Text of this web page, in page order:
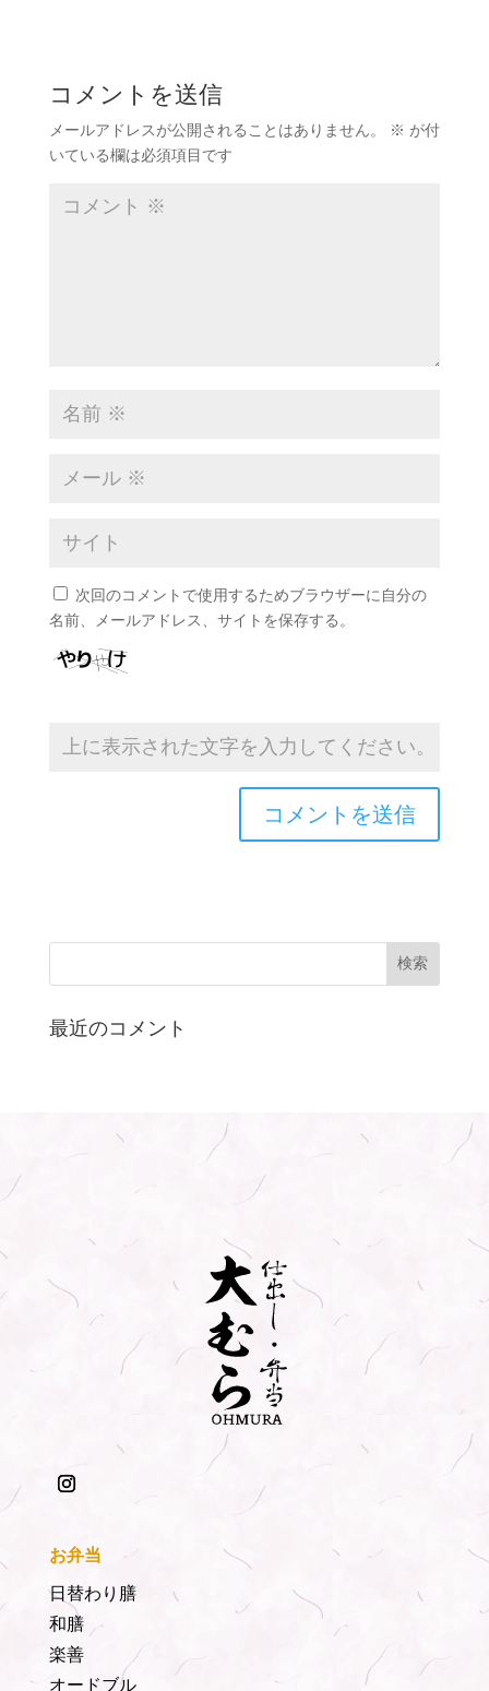
コメントを送信
メールアドレスが公開されることはありません。 ※ が付
いている欄は必須項目です
次回のコメントで使用するためブラウザーに自分の
名前、メールアドレス、サイトを保存する。
最近のコメント
お弁当
日替わり膳
和膳
楽善
オードブル